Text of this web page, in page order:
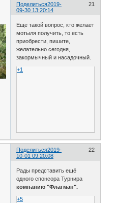
Поделиться 21
2019-
09-30 13:20:14
Еще такой вопрос, кто желает
мотыля получить, то есть
приобрести, пишите,
желательно сегодня,
закормычный и насадочный.
+1
Поделиться 22
2019-
10-01 09:20:08
Рады представить ещё
одного спонсора Турнира
компанию "Флагман".
+5